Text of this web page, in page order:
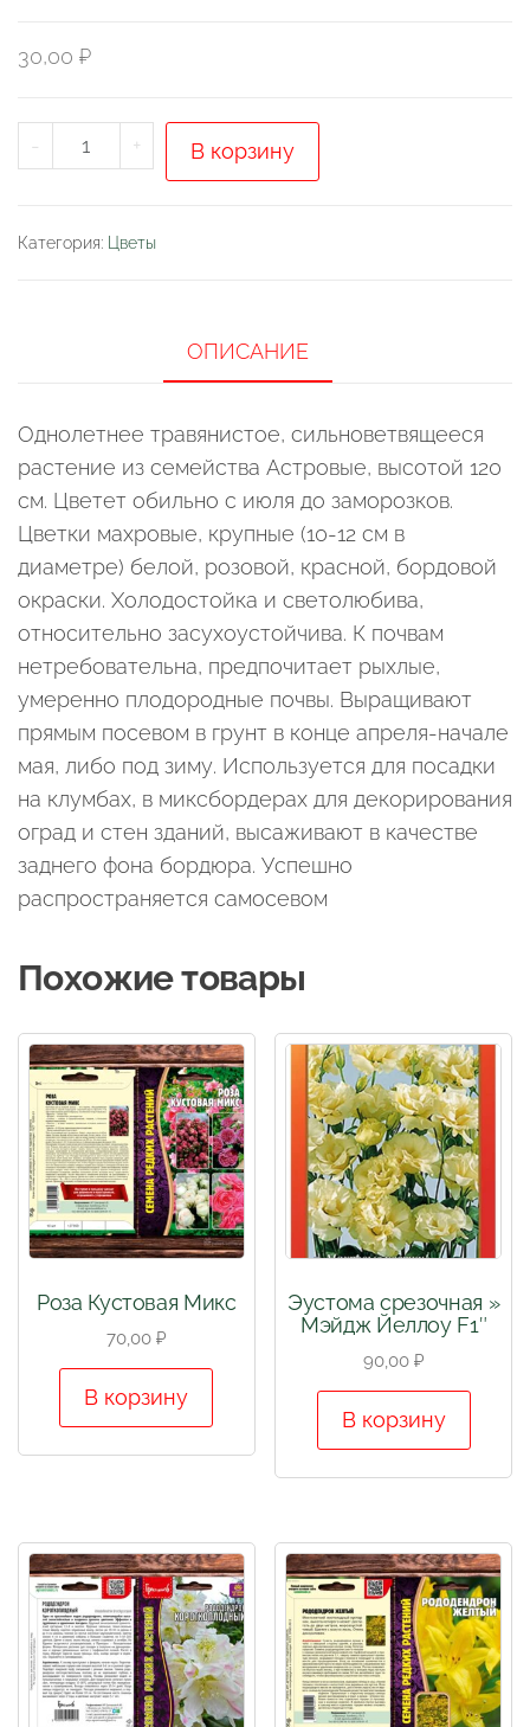
30,00 ₽
-
Количество
товара
Радужные
+ В корзину
Категория: Цветы
ОПИСАНИЕ
Однолетнее травянистое, сильноветвящееся
растение из семейства Астровые, высотой 120
см. Цветет обильно с июля до заморозков.
Цветки махровые, крупные (10-12 см в
диаметре) белой, розовой, красной, бордовой
окраски. Холодостойка и светолюбива,
относительно засухоустойчива. К почвам
нетребовательна, предпочитает рыхлые,
умеренно плодородные почвы. Выращивают
прямым посевом в грунт в конце апреля-начале
мая, либо под зиму. Используется для посадки
на клумбах, в миксбордерах для декорирования
оград и стен зданий, высаживают в качестве
заднего фона бордюра. Успешно
распространяется самосевом
Похожие товары
Роза Кустовая Микс
70,00 ₽
В корзину
Эустома срезочная »
Мэйдж Йеллоу F1″
90,00 ₽
В корзину